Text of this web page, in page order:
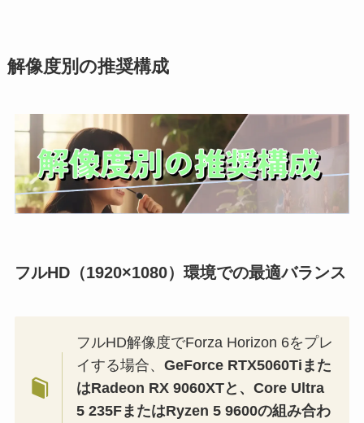
解像度別の推奨構成
フルHD（1920×1080）環境での最適バランス
フルHD解像度でForza Horizon 6をプレ
イする場合、GeForce RTX5060Tiまた
はRadeon RX 9060XTと、Core Ultra
5 235FまたはRyzen 5 9600の組み合わ